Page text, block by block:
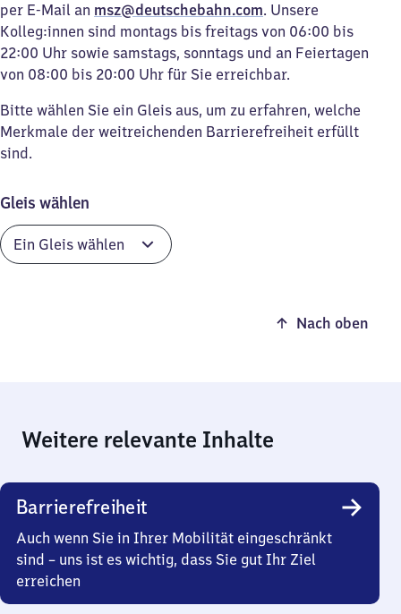
per E-Mail an msz@deutschebahn.com. Unsere
Kolleg:innen sind montags bis freitags von 06:00 bis
22:00 Uhr sowie samstags, sonntags und an Feiertagen
von 08:00 bis 20:00 Uhr für Sie erreichbar.
Bitte wählen Sie ein Gleis aus, um zu erfahren, welche
Merkmale der weitreichenden Barrierefreiheit erfüllt
sind.
Gleis wählen
Nach oben
Weitere relevante Inhalte
Barrierefreiheit
Auch wenn Sie in Ihrer Mobilität eingeschränkt
sind – uns ist es wichtig, dass Sie gut Ihr Ziel
erreichen